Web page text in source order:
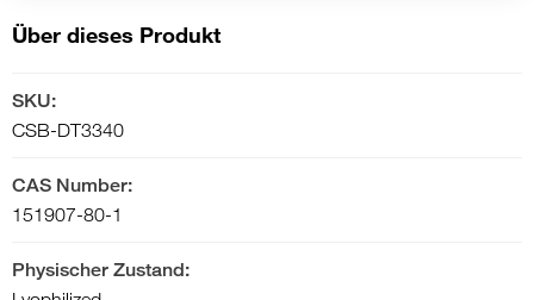
Über dieses Produkt
SKU:
CSB-DT3340
CAS Number:
151907-80-1
Physischer Zustand: